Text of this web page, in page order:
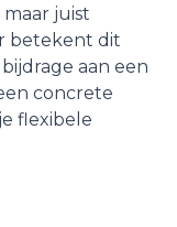
juist
betekent dit
aan een
concrete
flexibele